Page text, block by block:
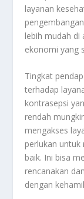
layanan
lebih mudah di
ekonomi yang
Tingkat
terhadap
kontrasepsi
rendah
mengakses
perlukan
baik. Ini bisa
rencanakan
dengan